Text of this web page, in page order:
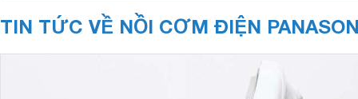
TIN TỨC VỀ NỒI CƠM ĐIỆN